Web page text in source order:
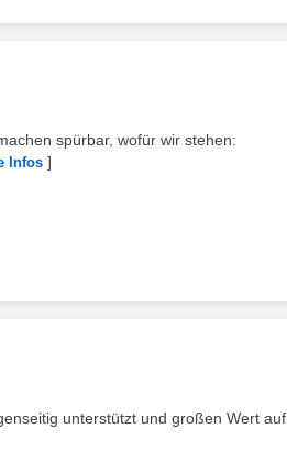
spürbar, wofür wir stehen:
Infos ]
unterstützt und großen Wert auf